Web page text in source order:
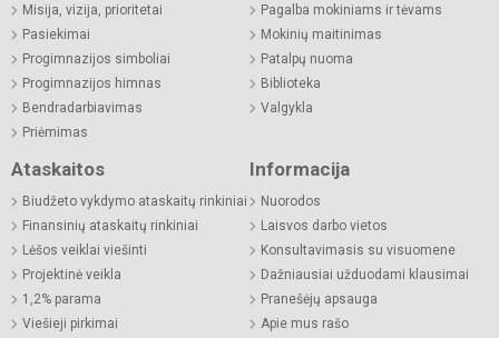
Misija, vizija, prioritetai
Pasiekimai
Progimnazijos simboliai
Progimnazijos himnas
Bendradarbiavimas
Priėmimas
Pagalba mokiniams ir tėvams
Mokinių maitinimas
Patalpų nuoma
Biblioteka
Valgykla
Ataskaitos
Biudžeto vykdymo ataskaitų rinkiniai
Finansinių ataskaitų rinkiniai
Lėšos veiklai viešinti
Projektinė veikla
1,2% parama
Viešieji pirkimai
Informacija
Nuorodos
Laisvos darbo vietos
Konsultavimasis su visuomene
Dažniausiai užduodami klausimai
Pranešėjų apsauga
Apie mus rašo